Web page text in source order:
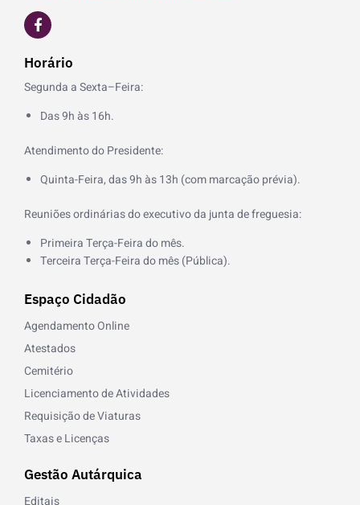
F
a
c
e
b
o
o
k
Horário
Segunda a Sexta–Feira:
Das 9h às 16h.
Atendimento do Presidente:
Quinta-Feira, das 9h às 13h (com marcação prévia).
Reuniões ordinárias do executivo da junta de freguesia:
Primeira Terça-Feira do mês.
Terceira Terça-Feira do mês (Pública).
Espaço Cidadão
Agendamento Online
Atestados
Cemitério
Licenciamento de Atividades
Requisição de Viaturas
Taxas e Licenças
Gestão Autárquica
Editais